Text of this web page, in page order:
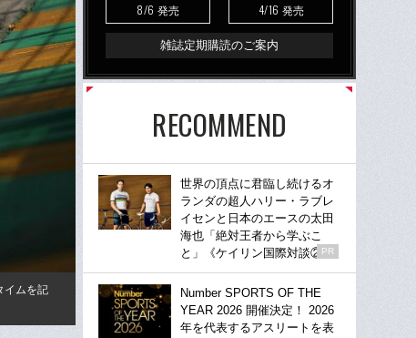
イムを記
8/6 発売 4/16 発売
雑誌定期購読のご案内
RECOMMEND
世界の頂点に君臨し続けるオ
ランダの超人ハリー・ラブレ
イセンと日本のエースの太田
海也「絶対王者から学ぶこ
と」《ケイリン国際対談②》
PR
Number SPORTS OF THE
YEAR 2026 開催決定！ 2026
年を代表するアスリートを表